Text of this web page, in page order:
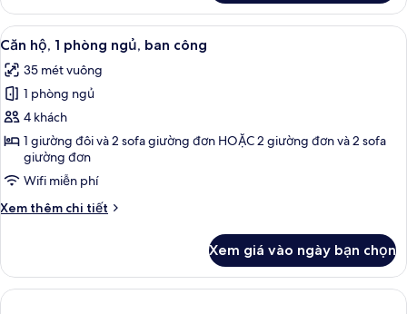
Studio,
ban
công
persons)
Xem
tất
cả
ảnh
Căn
hộ,
phòng
ngủ,
Căn hộ, 1 phòng ngủ, ban công |
11
Căn hộ, 1 phòng ngủ, ban công
35 mét vuông
1 phòng ngủ
4 khách
1 giường đôi và 2 sofa giường đơn HOẶC 2 giường đơn và 2 sofa
giường đơn
Wifi miễn phí
Xem thêm chi tiết
Chi
Căn
hộ,
1
Xem giá vào ngày bạn chọn